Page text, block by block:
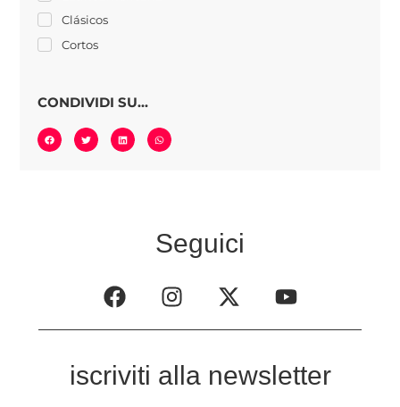
Clásicos
Cortos
CONDIVIDI SU...
Seguici
iscriviti alla newsletter